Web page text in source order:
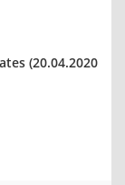
(20.04.2020